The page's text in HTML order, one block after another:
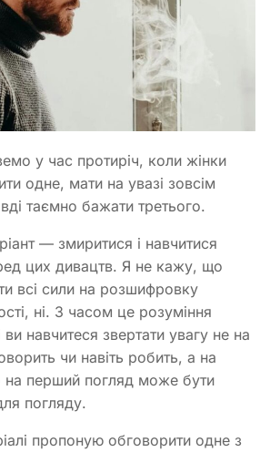
у час протиріч, коли жінки
одне, мати на увазі зовсім
таємно бажати третього.
— змиритися і навчитися
цих дивацтв. Я не кажу, що
всі сили на розшифровку
ні. З часом це розуміння
навчитеся звертати увагу не на
чи навіть робить, а на
перший погляд може бути
погляду.
пропоную обговорити одне з